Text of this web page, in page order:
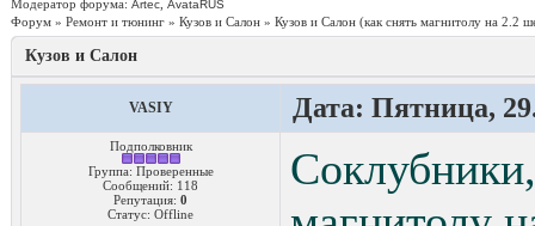
Модератор форума: Artec AvataRUS
Форум » Ремонт и тюнинг » Кузов и Салон » Кузов и Салон (как снять магнитолу на 2.2
Кузов и Салон
VASIY Дата: Пятница,
Подполковник
Группа: Проверенные
Сообщений: 118
Репутация: 0
Статус: Offline